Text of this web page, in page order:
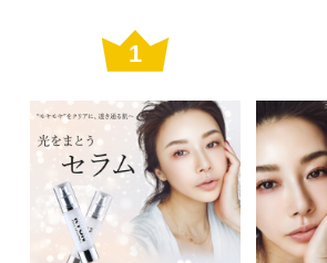
で、信頼をおいてる商品です!
デカC最高!!
2024/03/31 投稿者：Taijun おす
★★★★★
乳液とも違う、美容クリームとも
とのないクリームです。サラッと
感と潤いの両方を体験できる、他
1